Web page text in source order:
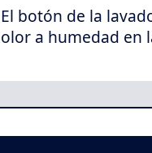
El botón de la
olor a humedad en